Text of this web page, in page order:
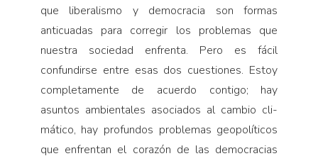
que liberalismo y democracia son for­mas
anticuadas para corregir los problemas que
nuestra sociedad enfrenta. Pero es fá­cil
confundirse entre esas dos cuestiones. Estoy
completamente de acuerdo contigo; hay
asuntos ambientales asociados al cambio cli­
mático, hay profundos problemas geopolíticos
que enfrentan el cora­zón de las democracias